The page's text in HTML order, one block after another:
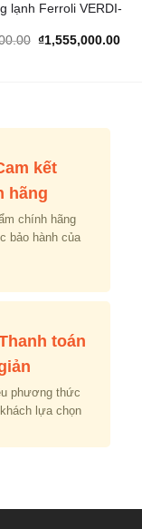
lạnh Ferroli VERDI-
Original
₫1,555,000.00
kết
hãng
chính hãng
bảo hành của
toán
phương thức
lựa chọn